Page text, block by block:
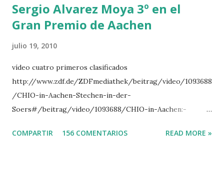
Sergio Alvarez Moya 3º en el
Gran Premio de Aachen
julio 19, 2010
vídeo cuatro primeros clasificados
http://www.zdf.de/ZDFmediathek/beitrag/video/1093688
/CHIO-in-Aachen-Stechen-in-der-
Soers#/beitrag/video/1093688/CHIO-in-Aachen:-
COMPARTIR 156 COMENTARIOS READ MORE »